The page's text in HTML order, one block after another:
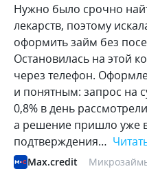
Нужно было срочно
лекарств, поэтому
оформить займ без
Остановилась на этой
через телефон.
и понятным: запрос на
0,8% в день
а решение пришло уже
подтверждения…
Max.credit